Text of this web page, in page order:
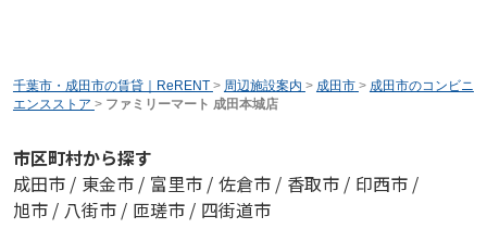
千葉市・成田市の賃貸｜ReRENT > 周辺施設案内 > 成田市 > 成田市のコンビニ
エンスストア > ファミリーマート 成田本城店
市区町村から探す
成田市 / 東金市 / 富里市 / 佐倉市 / 香取市 / 印西市 /
旭市 / 八街市 / 匝瑳市 / 四街道市